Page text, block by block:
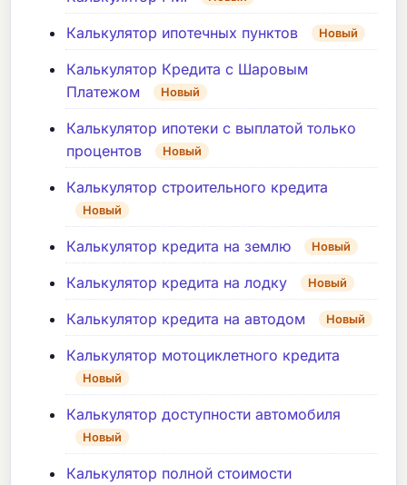
Калькулятор ипотечных пунктов Новый
Калькулятор Кредита с Шаровым
Платежом
Новый
Калькулятор ипотеки с выплатой только
процентов
Новый
Калькулятор строительного кредита
Новый
Калькулятор кредита на землю Новый
Калькулятор кредита на лодку Новый
Калькулятор кредита на автодом Новый
Калькулятор мотоциклетного кредита
Новый
Калькулятор доступности автомобиля
Новый
Калькулятор полной стоимости